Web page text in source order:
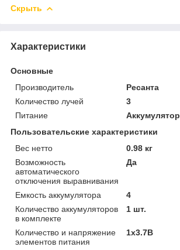
Скрыть
Характеристики
Основные
Производитель
Ресанта
Количество лучей
3
Питание
Аккумулятор
Пользовательские характеристики
Вес нетто
0.98 кг
Возможность
автоматического
отключения выравнивания
Да
Емкость аккумулятора
4
Количество аккумуляторов
в комплекте
1 шт.
Количество и напряжение
элементов питания
1x3.7В